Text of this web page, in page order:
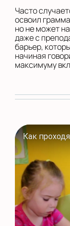
Часто
освоил
но не может
даже с
барьер,
начиная
максимуму
Как